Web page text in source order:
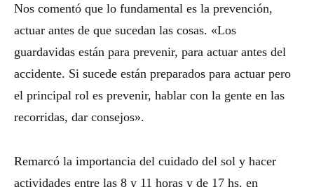
Nos comentó que lo fundamental es la prevención,
actuar antes de que sucedan las cosas. «Los
guardavidas están para prevenir, para actuar antes del
accidente. Si sucede están preparados para actuar pero
el principal rol es prevenir, hablar con la gente en las
recorridas, dar consejos».
Remarcó la importancia del cuidado del sol y hacer
actividades entre las 8 y 11 horas y de 17 hs. en